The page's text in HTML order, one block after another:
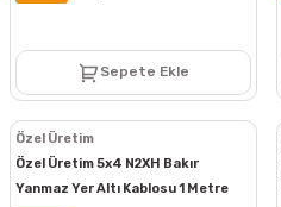
Sepete Ekle
Özel Üretim
Özel Üretim 5x4 N2XH Bakır
Yanmaz Yer Altı Kablosu 1 Metre